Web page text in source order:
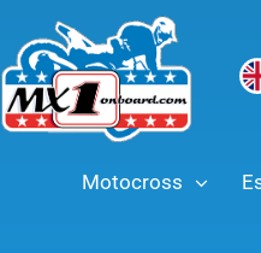
Motocross